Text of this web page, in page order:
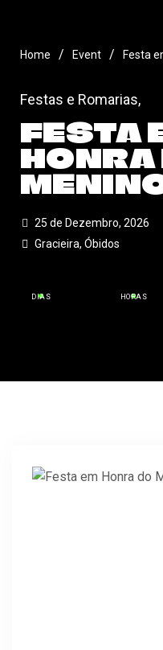
Home / Event / Festa
Festas e Romarias,
FESTA
HONRA
25 de Dezembro, 2026
Gracieira, Óbidos
DIAS HORAS